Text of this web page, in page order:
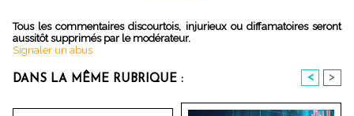
Tous les commentaires discourtois, injurieux ou diffamatoires seront
aussitôt supprimés par le modérateur.
Signaler un abus
DANS LA MÊME RUBRIQUE : < >